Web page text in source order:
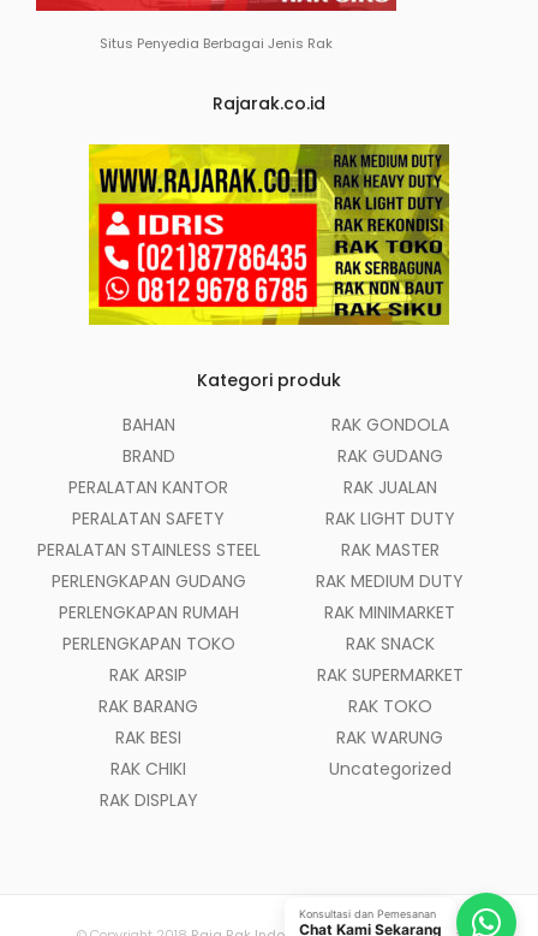
Situs Penyedia Berbagai Jenis Rak
Rajarak.co.id
Kategori produk
BAHAN
BRAND
PERALATAN KANTOR
PERALATAN SAFETY
PERALATAN STAINLESS STEEL
PERLENGKAPAN GUDANG
PERLENGKAPAN RUMAH
PERLENGKAPAN TOKO
RAK ARSIP
RAK BARANG
RAK BESI
RAK CHIKI
RAK DISPLAY
RAK GONDOLA
RAK GUDANG
RAK JUALAN
RAK LIGHT DUTY
RAK MASTER
RAK MEDIUM DUTY
RAK MINIMARKET
RAK SNACK
RAK SUPERMARKET
RAK TOKO
RAK WARUNG
Uncategorized
Konsultasi dan Pemesanan
Chat Kami Sekarang